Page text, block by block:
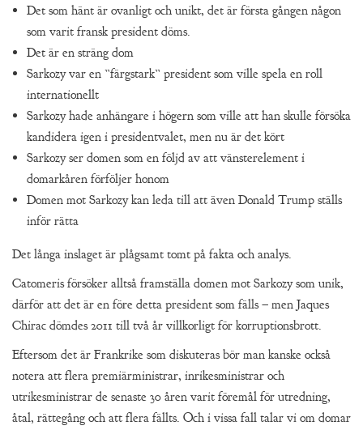
Det som hänt är ovanligt och unikt, det är första gången någon
som varit fransk president döms.
Det är en sträng dom
Sarkozy var en ”färgstark” president som ville spela en roll
internationellt
Sarkozy hade anhängare i högern som ville att han skulle försöka
kandidera igen i presidentvalet, men nu är det kört
Sarkozy ser domen som en följd av att vänsterelement i
domarkåren förföljer honom
Domen mot Sarkozy kan leda till att även Donald Trump ställs
inför rätta
Det långa inslaget är plågsamt tomt på fakta och analys.
Catomeris försöker alltså framställa domen mot Sarkozy som unik,
därför att det är en före detta president som fälls – men Jaques
Chirac dömdes 2011 till två år villkorligt för korruptionsbrott.
Eftersom det är Frankrike som diskuteras bör man kanske också
notera att flera premiärministrar, inrikesministrar och
utrikesministrar de senaste 30 åren varit föremål för utredning,
åtal, rättegång och att flera fällts. Och i vissa fall talar vi om domar